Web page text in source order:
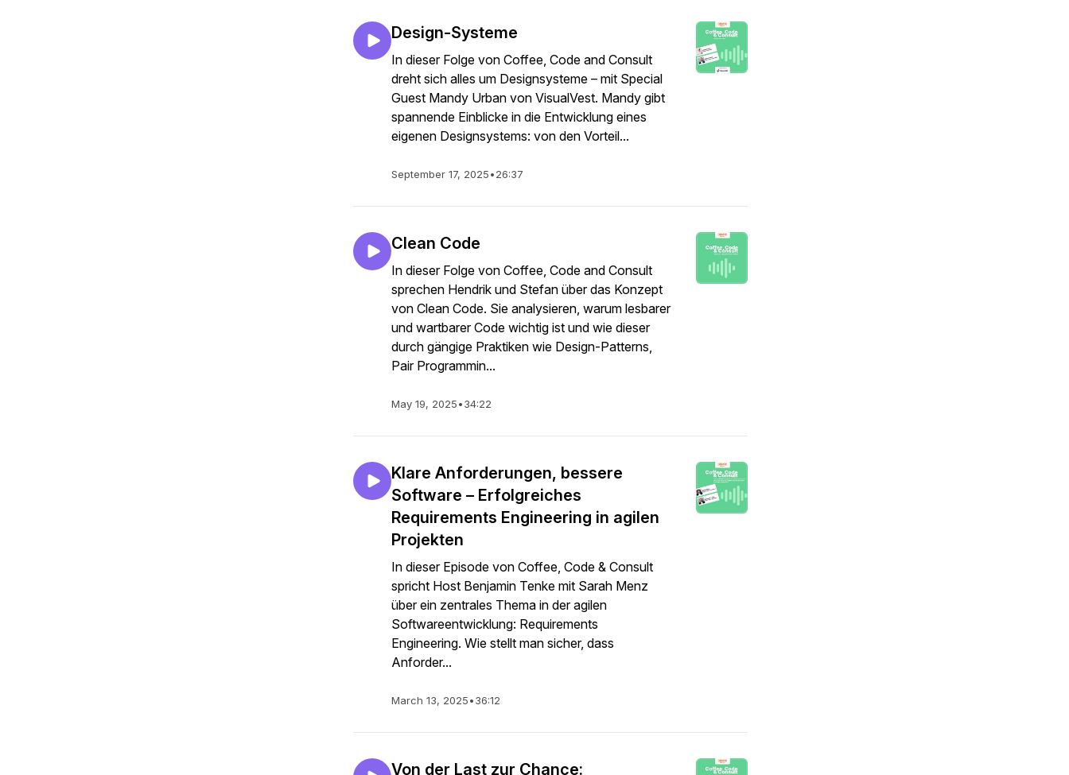
Design-Systeme
In dieser Folge von Coffee, Code and Consult
dreht sich alles um Designsysteme – mit Special
Guest Mandy Urban von VisualVest. Mandy gibt
spannende Einblicke in die Entwicklung eines
eigenen Designsystems: von den Vorteil...
September 17, 2025•26:37
Clean Code
In dieser Folge von Coffee, Code and Consult
sprechen Hendrik und Stefan über das Konzept
von Clean Code. Sie analysieren, warum lesbarer
und wartbarer Code wichtig ist und wie dieser
durch gängige Praktiken wie Design-Patterns,
Pair Programmin...
May 19, 2025•34:22
Klare Anforderungen, bessere
Software – Erfolgreiches
Requirements Engineering in agilen
Projekten
In dieser Episode von Coffee, Code & Consult
spricht Host Benjamin Tenke mit Sarah Menz
über ein zentrales Thema in der agilen
Softwareentwicklung: Requirements
Engineering. Wie stellt man sicher, dass
Anforder...
March 13, 2025•36:12
Von der Last zur Chance: